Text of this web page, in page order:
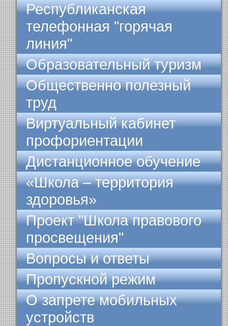
Республиканская
телефонная "горячая
линия"
Образовательный туризм
Общественно полезный
труд
Виртуальный кабинет
профориентации
Дистанционное обучение
«Школа – территория
здоровья»
Проект "Школа правового
просвещения"
Вопросы и ответы
Пропускной режим
О запрете мобильных
устройств